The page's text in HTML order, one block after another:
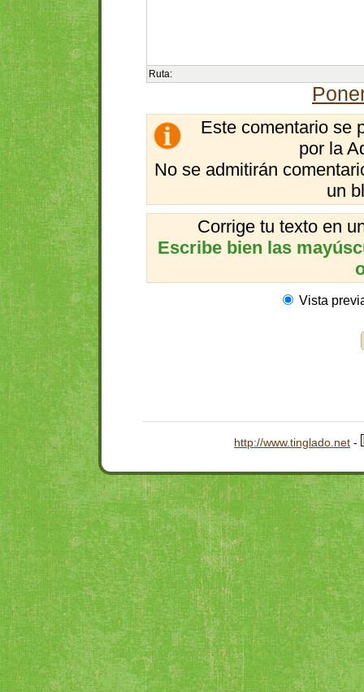
Ruta:
Este comentario se
por la
No se admitirán
un
Corrige tu texto en
Escribe bien las
Vista
http://www.tinglado.net -